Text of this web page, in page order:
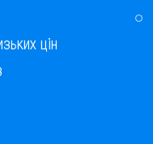
цін